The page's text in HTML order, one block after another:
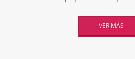
VER MÁS